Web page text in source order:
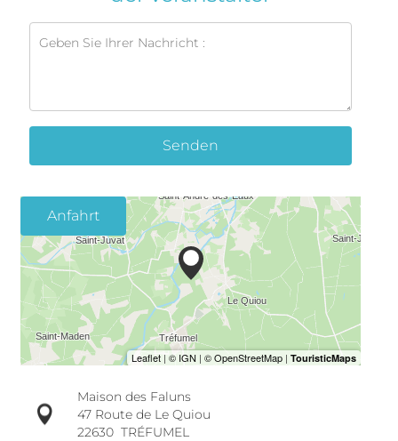
Senden
Anfahrt
Maison des Faluns
47 Route de Le Quiou
22630 TRÉFUMEL